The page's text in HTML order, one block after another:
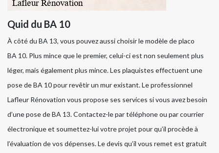
Quid du BA 10
À côté du BA 13, vous pouvez aussi choisir le modèle de placo
BA 10. Plus mince que le premier, celui-ci est non seulement plus
léger, mais également plus mince. Les plaquistes effectuent une
pose de BA 10 pour revêtir un mur existant. Le professionnel
Lafleur Rénovation vous propose ses services si vous avez besoin
d’une pose de BA 13. Contactez-le par téléphone ou par courrier
électronique et soumettez-lui votre projet pour qu’il procède à
l’évaluation de vos dépenses. Le devis qu’il vous remet est gratuit